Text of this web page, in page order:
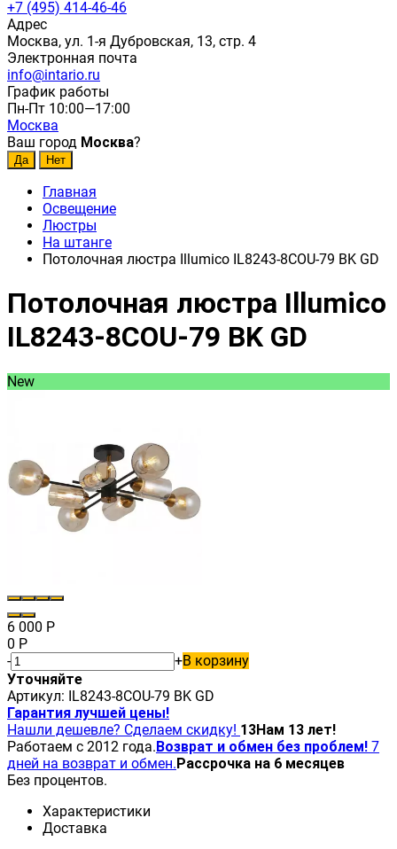
+7 (495) 414-46-46
Адрес
Москва, ул. 1-я Дубровская, 13, стр. 4
Электронная почта
info@intario.ru
График работы
Пн-Пт 10:00—17:00
Москва
Ваш город Москва?
Главная
Освещение
Люстры
На штанге
Потолочная люстра Illumico IL8243-8COU-79 BK GD
Потолочная люстра Illumico
IL8243-8COU-79 BK GD
New
6 000 Р
0 Р
-
+В корзину
Уточняйте
Артикул: IL8243-8COU-79 BK GD
Гарантия лучшей цены!
Нашли дешевле? Сделаем скидку! 13Нам 13 лет!
Работаем с 2012 года.Возврат и обмен без проблем! 7
дней на возврат и обмен.Рассрочка на 6 месяцев
Без процентов.
Характеристики
Доставка